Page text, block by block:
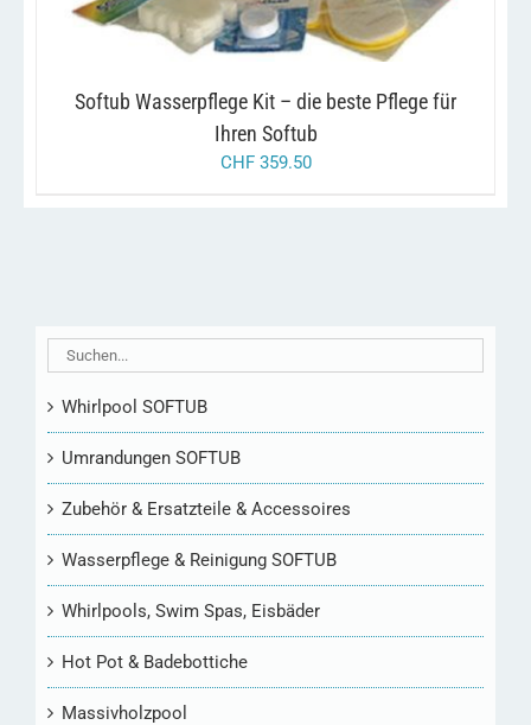
Softub Wasserpflege Kit – die beste Pflege für
Ihren Softub
CHF359.50
Whirlpool SOFTUB
Umrandungen SOFTUB
Zubehör & Ersatzteile & Accessoires
Wasserpflege & Reinigung SOFTUB
Whirlpools, Swim Spas, Eisbäder
Hot Pot & Badebottiche
Massivholzpool